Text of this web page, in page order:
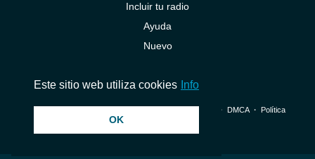
Incluir tu radio
Ayuda
Nuevo
© 2026 InstantAudio. Reservados todos los derechos. ・ DMCA・ Política
Este sitio web utiliza cookies Info
OK